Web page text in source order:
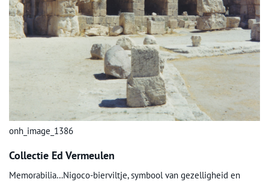
onh_image_1386
Collectie Ed Vermeulen
Memorabilia…Nigoco-bierviltje, symbool van gezelligheid en